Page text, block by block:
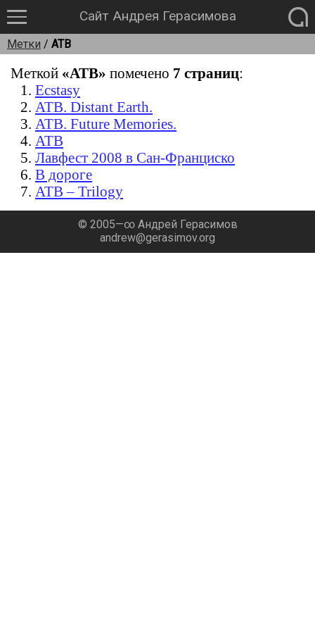
Сайт Андрея Герасимова
Метки / ATB
Меткой «ATB» помечено 7 страниц:
Ecstasy
ATB. Distant Earth.
ATB. Future Memories.
ATB
Лавфест 2008 в Сан-Франциско
В дороге
ATB – Trilogy
© 2005—∞ Андрей Герасимов
andrew@gerasimov.org